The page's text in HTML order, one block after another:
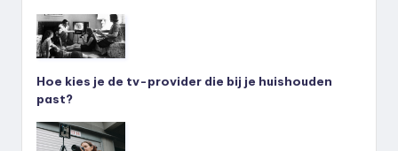
Hoe kies je de tv-provider die bij je huishouden
past?